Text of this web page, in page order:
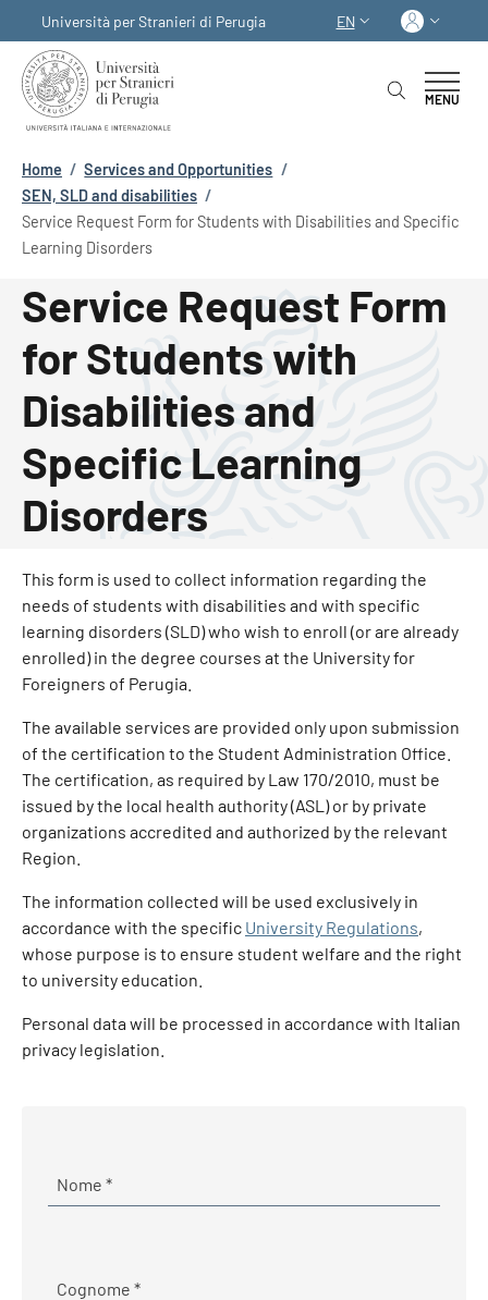
Università per Stranieri di Perugia
LANGUAGE
EN Log
MENU
Breadcrumb
Home / Services and Opportunities /
SEN, SLD and disabilities /
Service Request Form for Students with Disabilities and Specific
Learning Disorders
Service Request Form
for Students with
Disabilities and
Specific Learning
Disorders
This form is used to collect information regarding the
needs of students with disabilities and with specific
learning disorders (SLD) who wish to enroll (or are already
enrolled) in the degree courses at the University for
Foreigners of Perugia.
The available services are provided only upon submission
of the certification to the Student Administration Office.
The certification, as required by Law 170/2010, must be
issued by the local health authority (ASL) or by private
organizations accredited and authorized by the relevant
Region.
The information collected will be used exclusively in
accordance with the specific University Regulations,
whose purpose is to ensure student welfare and the right
to university education.
Personal data will be processed in accordance with Italian
privacy legislation.
Nome *Required
Cognome *Required